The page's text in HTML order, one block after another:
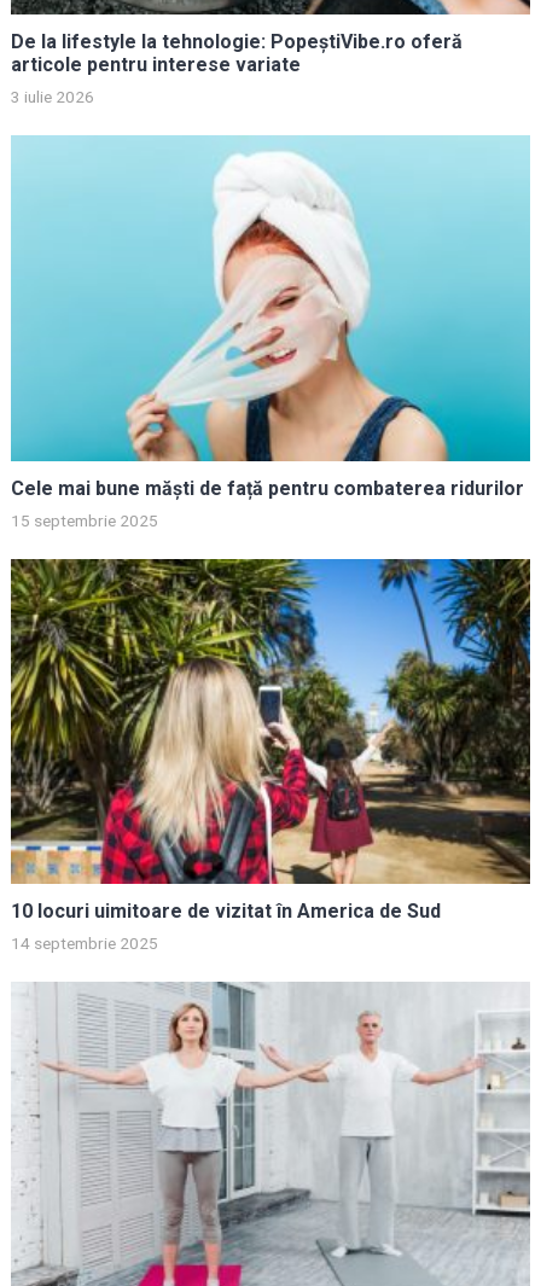
De la lifestyle la tehnologie: PopeștiVibe.ro oferă
articole pentru interese variate
3 iulie 2026
Cele mai bune măști de față pentru combaterea ridurilor
15 septembrie 2025
10 locuri uimitoare de vizitat în America de Sud
14 septembrie 2025